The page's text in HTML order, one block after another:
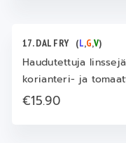
17. DAL FRY (L,G,V)
Haudutettuja
korianteri- ja
€15.90